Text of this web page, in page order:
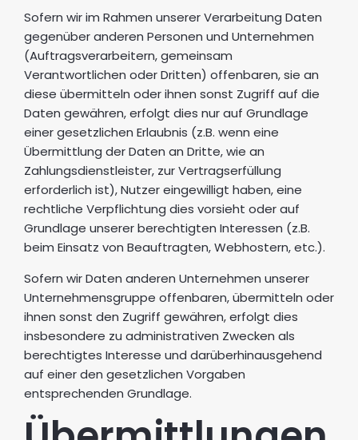
Sofern wir im Rahmen unserer Verarbeitung Daten
gegenüber anderen Personen und Unternehmen
(Auftragsverarbeitern, gemeinsam
Verantwortlichen oder Dritten) offenbaren, sie an
diese übermitteln oder ihnen sonst Zugriff auf die
Daten gewähren, erfolgt dies nur auf Grundlage
einer gesetzlichen Erlaubnis (z.B. wenn eine
Übermittlung der Daten an Dritte, wie an
Zahlungsdienstleister, zur Vertragserfüllung
erforderlich ist), Nutzer eingewilligt haben, eine
rechtliche Verpflichtung dies vorsieht oder auf
Grundlage unserer berechtigten Interessen (z.B.
beim Einsatz von Beauftragten, Webhostern, etc.).
Sofern wir Daten anderen Unternehmen unserer
Unternehmensgruppe offenbaren, übermitteln oder
ihnen sonst den Zugriff gewähren, erfolgt dies
insbesondere zu administrativen Zwecken als
berechtigtes Interesse und darüberhinausgehend
auf einer den gesetzlichen Vorgaben
entsprechenden Grundlage.